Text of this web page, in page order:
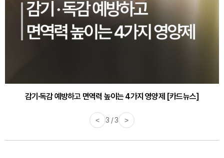
감기·독감 예방하고 면역력 높이는 4가지 영양제 [카드뉴스]
< 3 / 3 >